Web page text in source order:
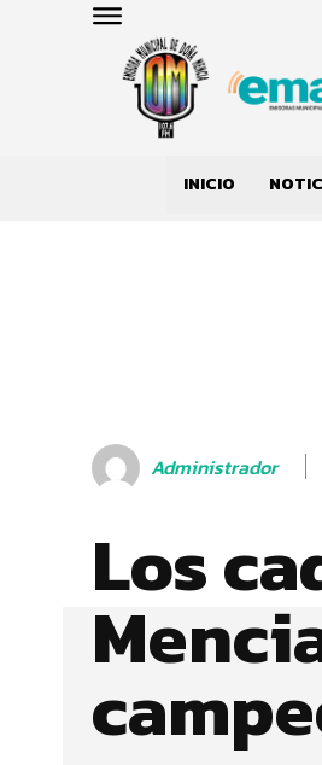
INICIO
Administrador
Los